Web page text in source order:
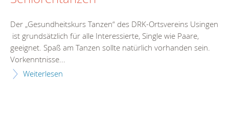
Der „Gesundheitskurs Tanzen“ des DRK-Ortsvereins Usingen
ist grundsätzlich für alle Interessierte, Single wie Paare,
geeignet. Spaß am Tanzen sollte natürlich vorhanden sein.
Vorkenntnisse...
Weiterlesen